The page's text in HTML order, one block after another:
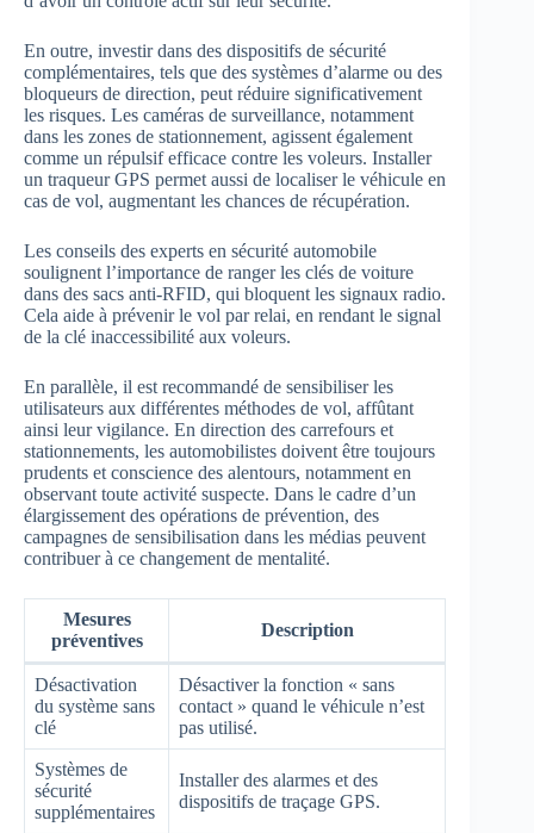
En outre, investir dans des dispositifs de sécurité
complémentaires, tels que des systèmes d’alarme ou des
bloqueurs de direction, peut réduire significativement
les risques. Les caméras de surveillance, notamment
dans les zones de stationnement, agissent également
comme un répulsif efficace contre les voleurs. Installer
un traqueur GPS permet aussi de localiser le véhicule en
cas de vol, augmentant les chances de récupération.
Les conseils des experts en sécurité automobile
soulignent l’importance de ranger les clés de voiture
dans des sacs anti-RFID, qui bloquent les signaux radio.
Cela aide à prévenir le vol par relai, en rendant le signal
de la clé inaccessibilité aux voleurs.
En parallèle, il est recommandé de sensibiliser les
utilisateurs aux différentes méthodes de vol, affûtant
ainsi leur vigilance. En direction des carrefours et
stationnements, les automobilistes doivent être toujours
prudents et conscience des alentours, notamment en
observant toute activité suspecte. Dans le cadre d’un
élargissement des opérations de prévention, des
campagnes de sensibilisation dans les médias peuvent
contribuer à ce changement de mentalité.
Mesures
préventives
Description
Désactivation
du système sans
clé
Désactiver la fonction « sans
contact » quand le véhicule n’est
pas utilisé.
Systèmes de
sécurité
supplémentaires
Installer des alarmes et des
dispositifs de traçage GPS.